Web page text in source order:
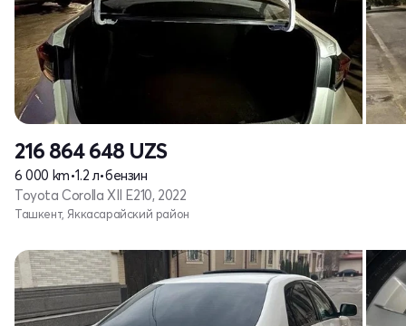
216 864 648 UZS
6 000 km•1.2 л•бензин
Toyota Corolla XII E210, 2022
Ташкент, Яккасарайский район